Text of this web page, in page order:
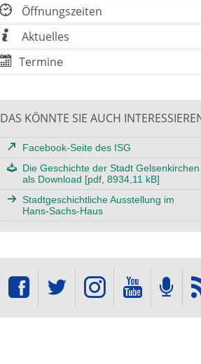
Öffnungszeiten
Aktuelles
Termine
DAS KÖNNTE SIE AUCH
Facebook-Seite des ISG
Die Geschichte der Stadt Gelsenkirchen
als Download [pdf, 8934,11 kB]
Stadtgeschichtliche Ausstellung im
Hans-Sachs-Haus